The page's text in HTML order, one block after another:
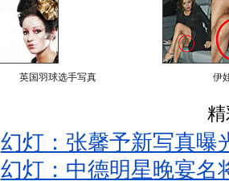
英国羽球选手写真 伊
幻灯：张馨予新写真曝
幻灯：中德明星晚宴名